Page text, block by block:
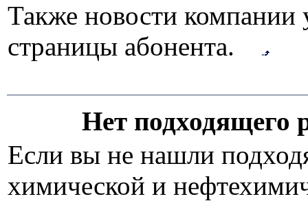
Также новости компании
страницы абонента.
Нет подходящего
Если вы не нашли
химической и